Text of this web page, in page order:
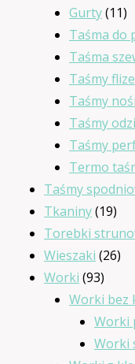
Gurty 1111
Taśma do
Taśma
Taśmy
Taśmy
Taśmy
Taśmy
Termo
Taśmy
Tkaniny 1919
Torebki
Wieszaki 2626
Worki 9393
Worki bez
Worki
Worki